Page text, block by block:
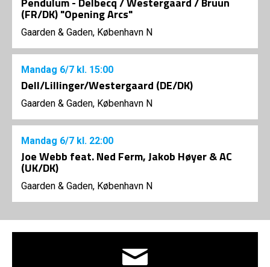
(FR/DK) "Opening Arcs"
Gaarden & Gaden, København N
Mandag 6/7 kl. 15:00
Dell/Lillinger/Westergaard (DE/DK)
Gaarden & Gaden, København N
Mandag 6/7 kl. 22:00
Joe Webb feat. Ned Ferm, Jakob Høyer & AC
(UK/DK)
Gaarden & Gaden, København N